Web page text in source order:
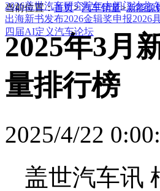
2026盖世汽车研究院年中闭门沙
出海新书发布2026金辑奖申报2026
四届AI定义汽车论坛
当前位置：首页>汽车销量>新能源
2025年3月
量排行榜
2025/4/22
盖世汽车讯